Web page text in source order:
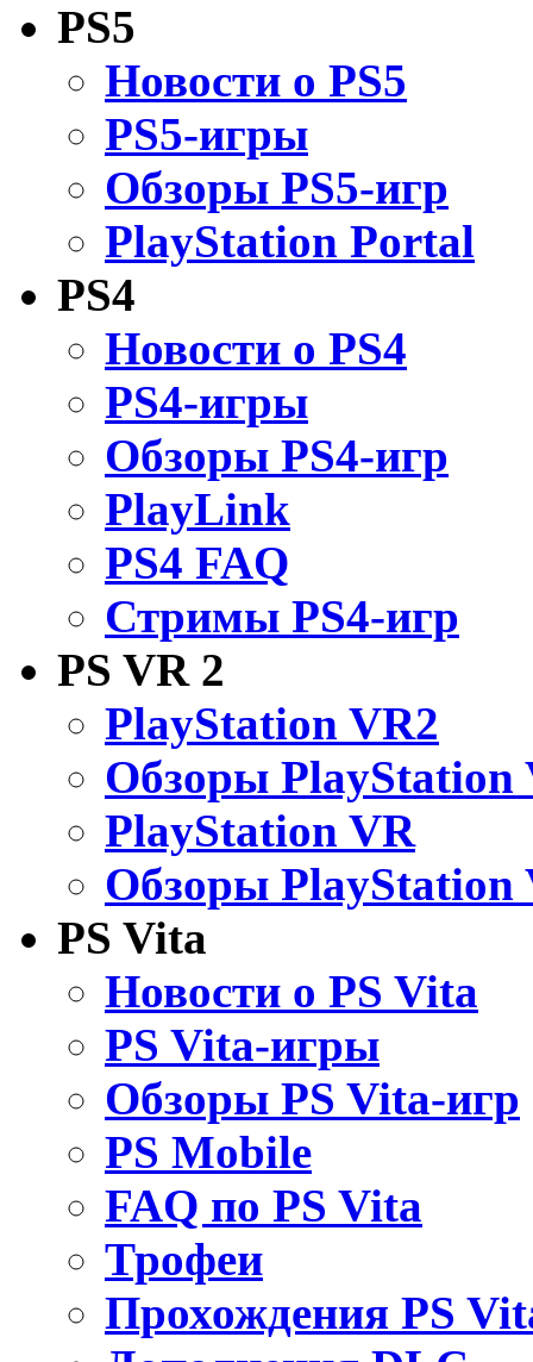
PS5
Новости о PS5
PS5-игры
Обзоры PS5-игр
PlayStation Portal
PS4
Новости о PS4
PS4-игры
Обзоры PS4-игр
PlayLink
PS4 FAQ
Стримы PS4-игр
PS VR 2
PlayStation VR2
Обзоры PlayStation
PlayStation VR
Обзоры PlayStation
PS Vita
Новости о PS Vita
PS Vita-игры
Обзоры PS Vita-игр
PS Mobile
FAQ по PS Vita
Трофеи
Прохождения PS